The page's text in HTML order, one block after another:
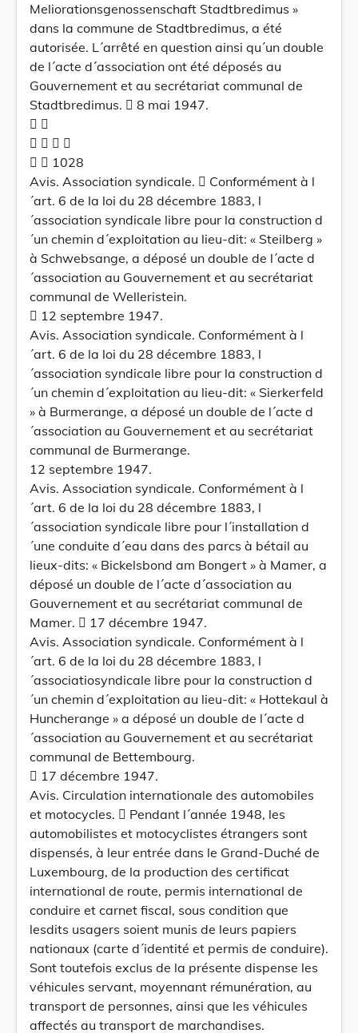
Meliorationsgenossenschaft Stadtbredimus »
dans la commune de Stadtbredimus, a été
autorisée. L´arrêté en question ainsi qu´un double
de l´acte d´association ont été déposés au
Gouvernement et au secrétariat communal de
Stadtbredimus.  8 mai 1947.
 
   
  1028
Avis. Association syndicale.  Conformément à l
´art. 6 de la loi du 28 décembre 1883, l
´association syndicale libre pour la construction d
´un chemin d´exploitation au lieu-dit: « Steilberg »
à Schwebsange, a déposé un double de l´acte d
´association au Gouvernement et au secrétariat
communal de Welleristein.
 12 septembre 1947.
Avis. Association syndicale. Conformément à l
´art. 6 de la loi du 28 décembre 1883, l
´association syndicale libre pour la construction d
´un chemin d´exploitation au lieu-dit: « Sierkerfeld
» à Burmerange, a déposé un double de l´acte d
´association au Gouvernement et au secrétariat
communal de Burmerange.
12 septembre 1947.
Avis. Association syndicale. Conformément à l
´art. 6 de la loi du 28 décembre 1883, l
´association syndicale libre pour l´installation d
´une conduite d´eau dans des parcs à bétail au
lieux-dits: « Bickelsbond am Bongert » à Mamer, a
déposé un double de l´acte d´association au
Gouvernement et au secrétariat communal de
Mamer.  17 décembre 1947.
Avis. Association syndicale. Conformément à l
´art. 6 de la loi du 28 décembre 1883, l
´associatiosyndicale libre pour la construction d
´un chemin d´exploitation au lieu-dit: « Hottekaul à
Huncherange » a déposé un double de l´acte d
´association au Gouvernement et au secrétariat
communal de Bettembourg.
 17 décembre 1947.
Avis. Circulation internationale des automobiles
et motocycles.  Pendant l´année 1948, les
automobilistes et motocyclistes étrangers sont
dispensés, à leur entrée dans le Grand-Duché de
Luxembourg, de la production des certificat
international de route, permis international de
conduire et carnet fiscal, sous condition que
lesdits usagers soient munis de leurs papiers
nationaux (carte d´identité et permis de conduire).
Sont toutefois exclus de la présente dispense les
véhicules servant, moyennant rémunération, au
transport de personnes, ainsi que les véhicules
affectés au transport de marchandises.